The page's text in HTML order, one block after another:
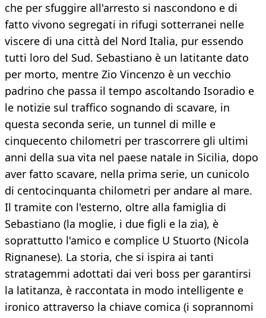
che per sfuggire all'arresto si nascondono e di
fatto vivono segregati in rifugi sotterranei nelle
viscere di una città del Nord Italia, pur essendo
tutti loro del Sud. Sebastiano è un latitante dato
per morto, mentre Zio Vincenzo è un vecchio
padrino che passa il tempo ascoltando Isoradio e
le notizie sul traffico sognando di scavare, in
questa seconda serie, un tunnel di mille e
cinquecento chilometri per trascorrere gli ultimi
anni della sua vita nel paese natale in Sicilia, dopo
aver fatto scavare, nella prima serie, un cunicolo
di centocinquanta chilometri per andare al mare.
Il tramite con l'esterno, oltre alla famiglia di
Sebastiano (la moglie, i due figli e la zia), è
soprattutto l'amico e complice U Stuorto (Nicola
Rignanese). La storia, che si ispira ai tanti
stratagemmi adottati dai veri boss per garantirsi
la latitanza, è raccontata in modo intelligente e
ironico attraverso la chiave comica (i soprannomi